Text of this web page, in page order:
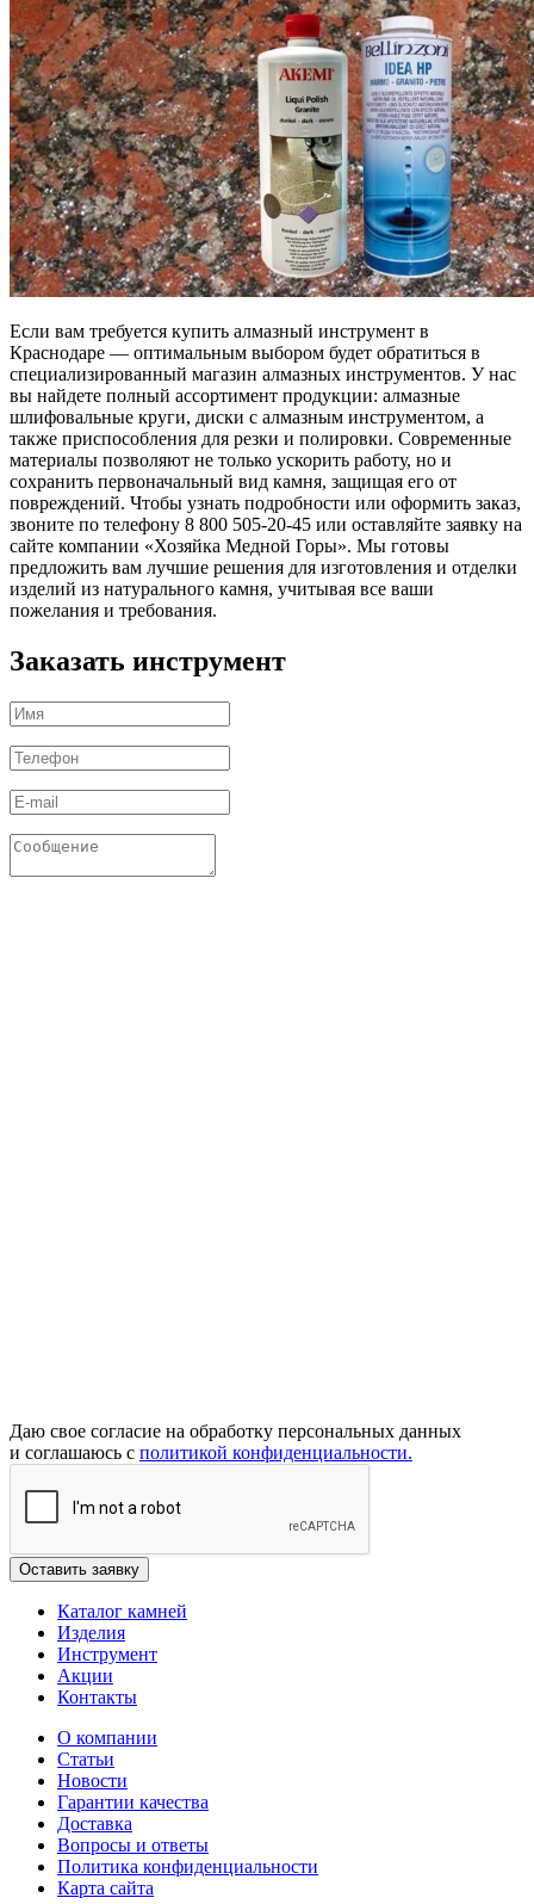
Если вам требуется купить алмазный инструмент в
Краснодаре — оптимальным выбором будет обратиться в
специализированный магазин алмазных инструментов. У нас
вы найдете полный ассортимент продукции: алмазные
шлифовальные круги, диски с алмазным инструментом, а
также приспособления для резки и полировки. Современные
материалы позволяют не только ускорить работу, но и
сохранить первоначальный вид камня, защищая его от
повреждений. Чтобы узнать подробности или оформить заказ,
звоните по телефону 8 800 505-20-45 или оставляйте заявку на
сайте компании «Хозяйка Медной Горы». Мы готовы
предложить вам лучшие решения для изготовления и отделки
изделий из натурального камня, учитывая все ваши
пожелания и требования.
Заказать инструмент
Даю свое согласие на обработку персональных данных
и соглашаюсь с политикой конфиденциальности.
Каталог камней
Изделия
Инструмент
Акции
Контакты
О компании
Статьи
Новости
Гарантии качества
Доставка
Вопросы и ответы
Политика конфиденциальности
Карта сайта